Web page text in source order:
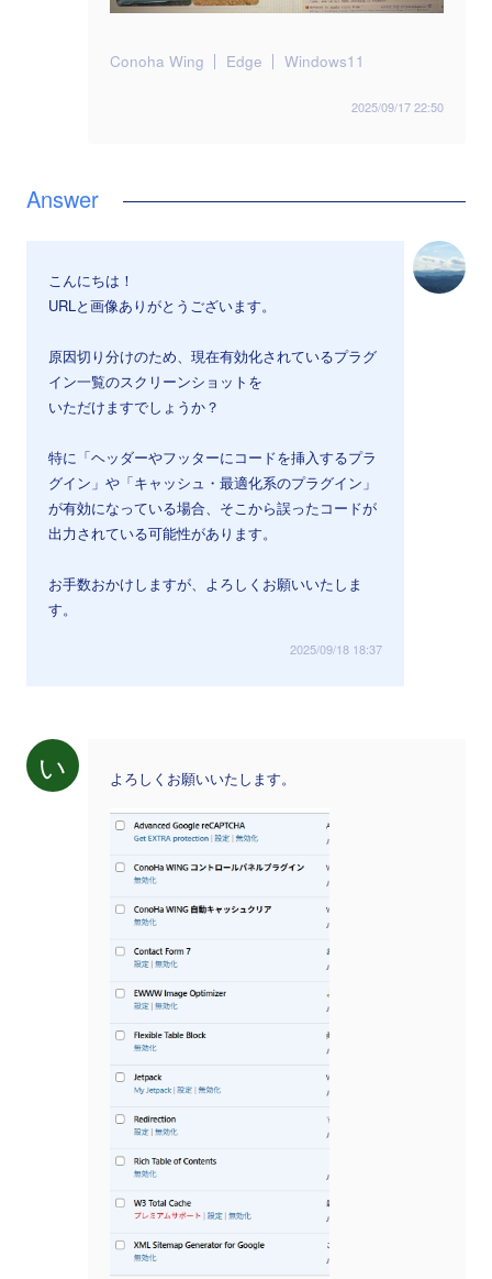
Conoha Wing Edge Windows11
2025/09/17 22:50
こんにちは！
URLと画像ありがとうございます。
原因切り分けのため、現在有効化されているプラグ
イン一覧のスクリーンショットを
いただけますでしょうか？
特に「ヘッダーやフッターにコードを挿入するプラ
グイン」や「キャッシュ・最適化系のプラグイン」
が有効になっている場合、そこから誤ったコードが
出力されている可能性があります。
お手数おかけしますが、よろしくお願いいたしま
す。
2025/09/18 18:37
い よろしくお願いいたします。